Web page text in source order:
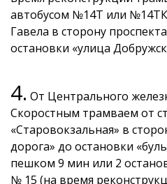
автобусом №14Т или
Гавела в сторону
остановки «улица
4. От Центрального
Скоростным трамваем от
«Старовокзальная» в
дорога» до остановки
пешком 9 мин или 2
№ 15 (на время